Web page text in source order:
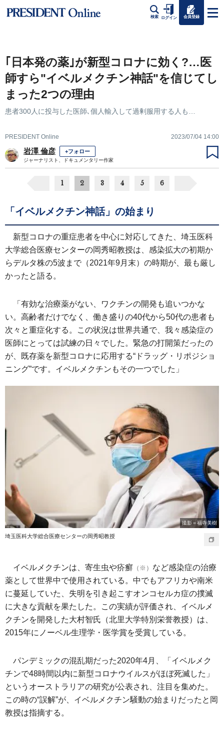
検索 ログイン 会員登録
｢日本発の薬｣が新型コロナに効く?…医
師すら"イベルメクチン神話"を信じてし
まった2つの理由
患者300人に投与した医師､個人輸入して過剰服用する人も…
PRESIDENT Online 2023/07/04 14:00
岩澤 倫彦 +フォロー
ジャーナリスト、ドキュメンタリー作家
1 2 3 4 5 6
「イベルメクチン神話」の始まり
新型コロナの重症患者を中心に対応してきた、埼玉医科
大学総合医療センターの岡秀昭教授は、感染拡大の初期か
らデルタ株の5波まで（2021年9月末）の時期が、最も厳し
かったと語る。
「有効な治療薬がない、ワクチンの開発も追いつかな
い。高齢者だけでなく、働き盛りの40代から50代の患者も
次々と重症化する。この状況は世界共通で、我々感染症の
医師にとっては試練の日々でした。緊急の打開策だったの
が、既存薬を新型コロナに応用する“ドラッグ・リポジショ
ニング”です。イベルメクチンもその一つでした」
撮影＝福寺美樹
埼玉医科大学総合医療センターの岡秀昭教授
イベルメクチンは、寄生虫や疥癬 （※） など感染症の治療
薬として世界中で使用されている。中でもアフリカや南米
に蔓延していた、失明を引き起こすオンコセルカ症の撲滅
に大きな貢献を果たした。この実績が評価され、イベルメ
クチンを開発した大村智氏（北里大学特別栄誉教授）は、
2015年にノーベル生理学・医学賞を受賞している。
パンデミックの混乱期だった2020年4月、「イベルメク
チンで48時間以内に新型コロナウイルスがほぼ死滅した」
というオーストラリアの研究が公表され、注目を集めた。
この時の“誤解”が、イベルメクチン騒動の始まりだったと岡
教授は指摘する。